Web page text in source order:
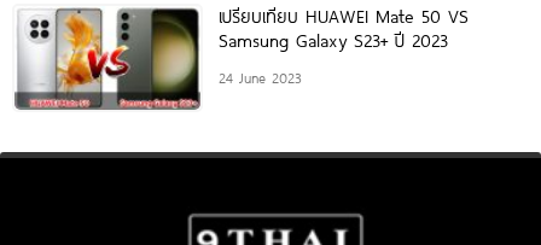
เปรียบเทียบ HUAWEI Mate 50 VS
Samsung Galaxy S23+ ปี 2023
24 June 2023